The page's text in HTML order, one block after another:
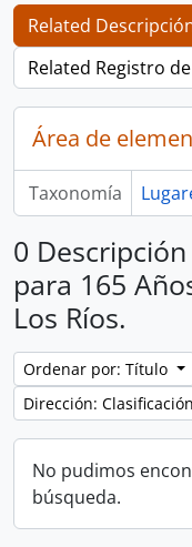
Related
Related Registro
Área de
Taxonomía
0
para 165
Los Ríos.
Ordenar por: Título
Dirección:
No pudimos
búsqueda.